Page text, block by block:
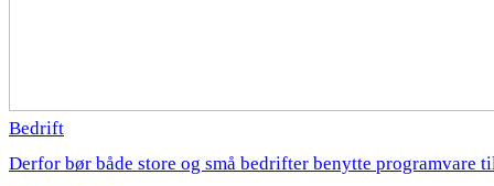
Bedrift
Derfor bør både store og små bedrifter benytte programvare